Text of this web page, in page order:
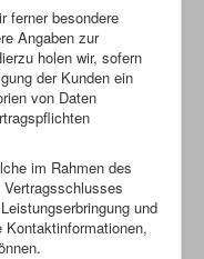
ferner besondere
Angaben zur
holen wir, sofern
der Kunden ein
von Daten
im Rahmen des
und
Kontaktinformationen,